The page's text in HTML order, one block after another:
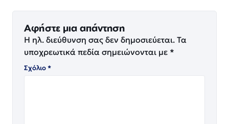
Αφήστε μια απάντηση
Η ηλ. διεύθυνση σας δεν δημοσιεύεται. Τα
υποχρεωτικά πεδία σημειώνονται με *
Σχόλιο*